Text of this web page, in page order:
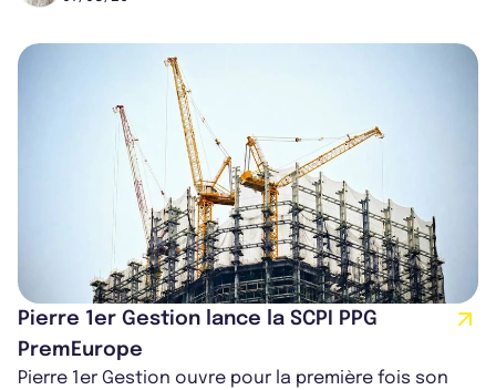
Pierre 1er Gestion lance la SCPI PPG
PremEurope
Pierre 1er Gestion ouvre pour la première fois son